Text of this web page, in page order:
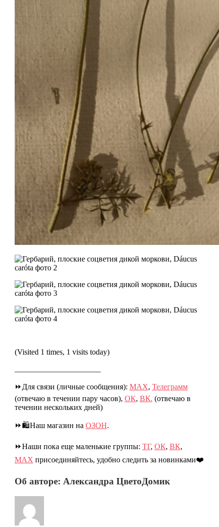
(Visited 1 times, 1 visits today)
⏩Для связи (личные сообщения): МАХ, Телеграмм
(отвечаю в течении пару часов), ОК, ВК. (отвечаю в
течении нескольких дней)
⏩🛍️Наш магазин на ОЗОН.
⏩Наши пока еще маленькие группы: ТГ, ОК, ВК,
МАХ присоединяйтесь, удобно следить за новинками❤️
Об авторе: Александра ЦветоДомик